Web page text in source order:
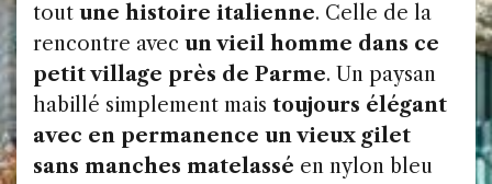
tout une histoire italienne. Celle de la
rencontre avec un vieil homme dans ce
petit village près de Parme. Un paysan
habillé simplement mais toujours élégant
avec en permanence un vieux gilet
sans manches matelassé en nylon bleu